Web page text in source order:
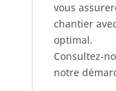
vous
chantier
optimal.
Consultez-
notre